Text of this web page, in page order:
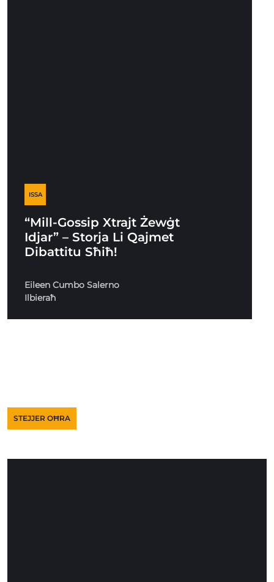
ISSA
“Mill-Gossip Xtrajt Żewġt
Idjar” – Storja Li Qajmet
Dibattitu Sħiħ!
Eileen Cumbo Salerno
Ilbieraħ
STEJJER OĦRA